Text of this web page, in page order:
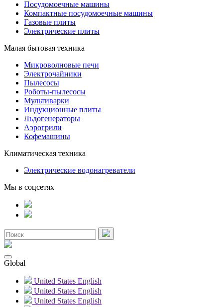
Посудомоечные машины
Компактные посудомоечные машины
Газовые плиты
Электрические плиты
Малая бытовая техника
Микроволновые печи
Электрочайники
Пылесосы
Роботы-пылесосы
Мультиварки
Индукционные плиты
Льдогенераторы
Аэрогрили
Кофемашины
Климатическая техника
Электрические водонагреватели
Мы в соцсетях
Global
United States English
United States English
United States English